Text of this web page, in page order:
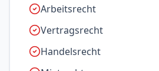
Arbeitsrecht
Vertragsrecht
Handelsrecht